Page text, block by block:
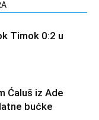
Timok 0:2 u
Ćaluš iz Ade
bućke